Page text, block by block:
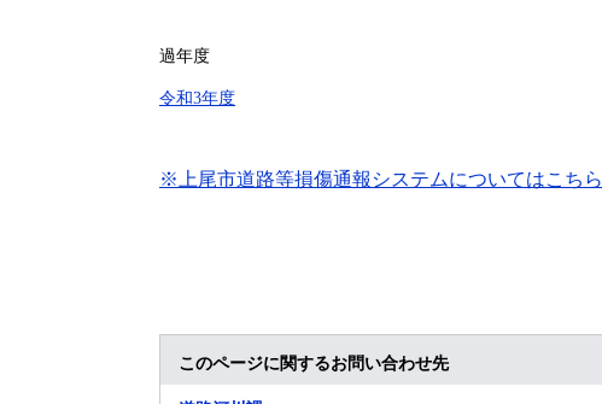
過年度
令和3年度
※上尾市道路等損傷通報システムについてはこちら
このページに関するお問い合わせ先